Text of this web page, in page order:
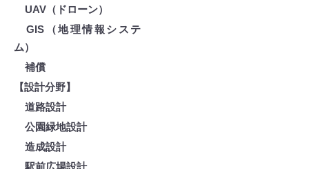
UAV（ドローン）
GIS（地理情報システ
ム）
補償
【設計分野】
道路設計
公園緑地設計
造成設計